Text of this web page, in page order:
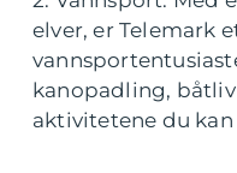
elver, er Telemark
kanopadling,
aktivitetene du kan